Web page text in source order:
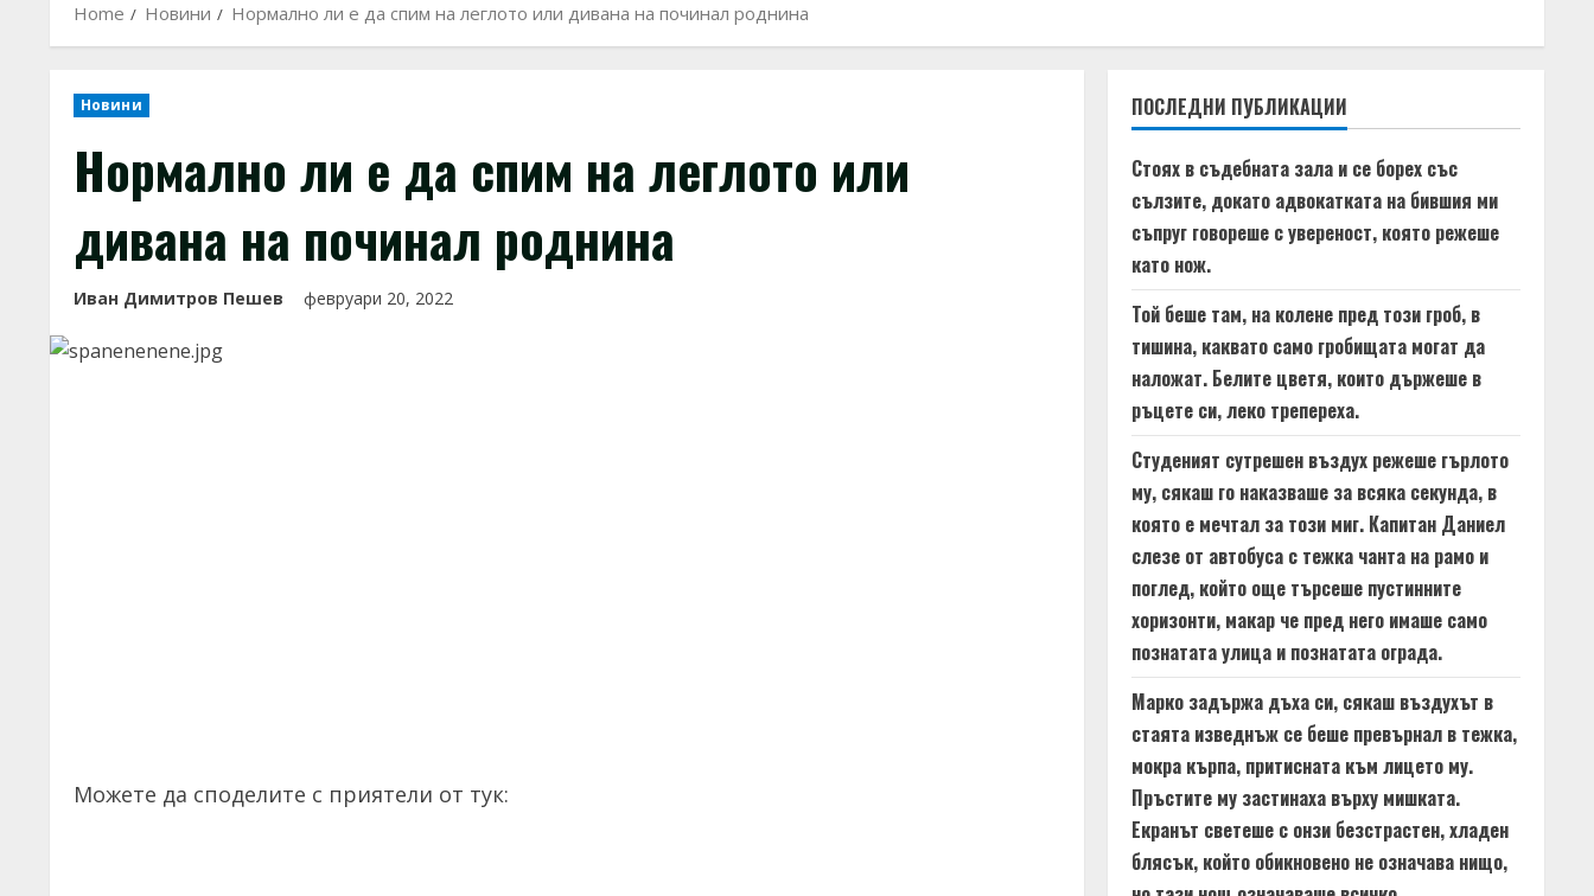
Home Новини Нормално ли е да спим на леглото или дивана на починал роднина
Новини
Нормално ли е да спим на леглото или
дивана на починал роднина
Иван Димитров Пешев февруари 20, 2022
Можете да споделите с приятели от тук:
ПОСЛЕДНИ ПУБЛИКАЦИИ
Стоях в съдебната зала и се борех със
сълзите, докато адвокатката на бившия ми
съпруг говореше с увереност, която режеше
като нож.
Той беше там, на колене пред този гроб, в
тишина, каквато само гробищата могат да
наложат. Белите цветя, които държеше в
ръцете си, леко трепереха.
Студеният сутрешен въздух режеше гърлото
му, сякаш го наказваше за всяка секунда, в
която е мечтал за този миг. Капитан Даниел
слезе от автобуса с тежка чанта на рамо и
поглед, който още търсеше пустинните
хоризонти, макар че пред него имаше само
познатата улица и познатата ограда.
Марко задържа дъха си, сякаш въздухът в
стаята изведнъж се беше превърнал в тежка,
мокра кърпа, притисната към лицето му.
Пръстите му застинаха върху мишката.
Екранът светеше с онзи безстрастен, хладен
блясък, който обикновено не означава нищо,